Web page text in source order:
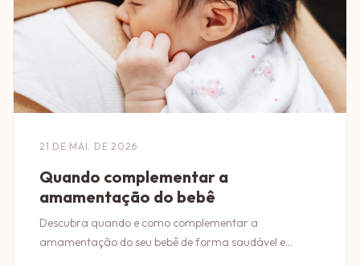
21 DE MAI. DE 2026
Quando complementar a
amamentação do bebê
Descubra quando e como complementar a
amamentação do seu bebê de forma saudável e